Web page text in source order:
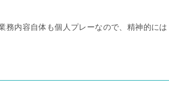
務内容自体も個人プレーなので、精神的には